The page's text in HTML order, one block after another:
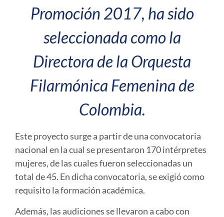
Promoción 2017, ha sido
seleccionada como la
Directora de la Orquesta
Filarmónica Femenina de
Colombia.
Este proyecto surge a partir de una convocatoria
nacional en la cual se presentaron 170 intérpretes
mujeres, de las cuales fueron seleccionadas un
total de 45. En dicha convocatoria, se exigió como
requisito la formación académica.
Además, las audiciones se llevaron a cabo con